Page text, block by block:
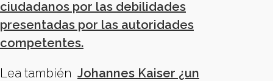
ciudadanos por las debilidades
presentadas por las autoridades
competentes.
Lea también Johannes Kaiser ¿un